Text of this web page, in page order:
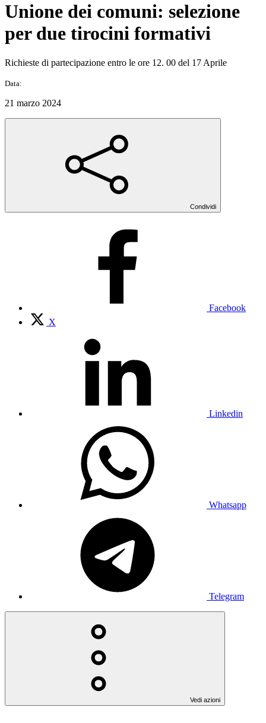
Unione dei comuni: selezione
per due tirocini formativi
Richieste di partecipazione entro le ore 12. 00 del 17 Aprile
Data:
21 marzo 2024
Condividi
Facebook
X
Linkedin
Whatsapp
Telegram
Vedi azioni